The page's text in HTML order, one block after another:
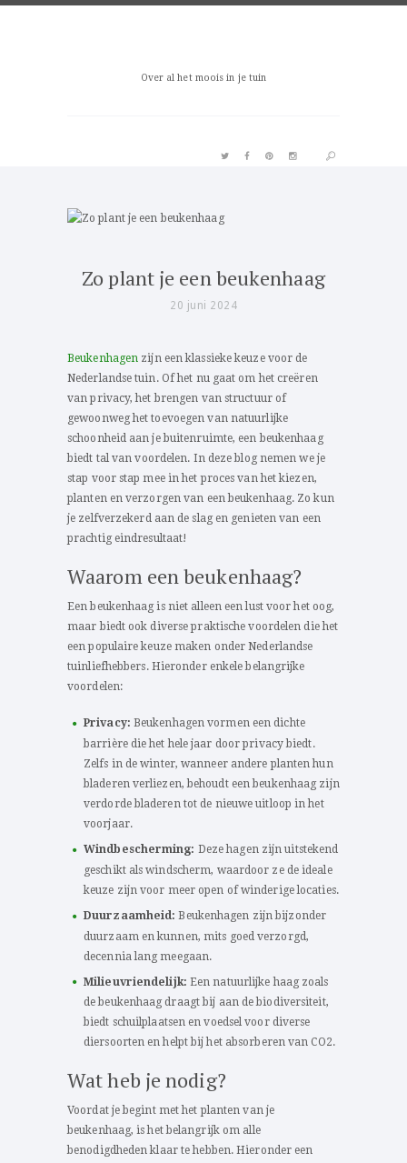
Over al het moois in je tuin
Zo plant je een beukenhaag
20 juni 2024
Beukenhagen zijn een klassieke keuze voor de
Nederlandse tuin. Of het nu gaat om het creëren
van privacy, het brengen van structuur of
gewoonweg het toevoegen van natuurlijke
schoonheid aan je buitenruimte, een beukenhaag
biedt tal van voordelen. In deze blog nemen we je
stap voor stap mee in het proces van het kiezen,
planten en verzorgen van een beukenhaag. Zo kun
je zelfverzekerd aan de slag en genieten van een
prachtig eindresultaat!
Waarom een beukenhaag?
Een beukenhaag is niet alleen een lust voor het oog,
maar biedt ook diverse praktische voordelen die het
een populaire keuze maken onder Nederlandse
tuinliefhebbers. Hieronder enkele belangrijke
voordelen:
Privacy: Beukenhagen vormen een dichte
barrière die het hele jaar door privacy biedt.
Zelfs in de winter, wanneer andere planten hun
bladeren verliezen, behoudt een beukenhaag zijn
verdorde bladeren tot de nieuwe uitloop in het
voorjaar.
Windbescherming: Deze hagen zijn uitstekend
geschikt als windscherm, waardoor ze de ideale
keuze zijn voor meer open of winderige locaties.
Duurzaamheid: Beukenhagen zijn bijzonder
duurzaam en kunnen, mits goed verzorgd,
decennia lang meegaan.
Milieuvriendelijk: Een natuurlijke haag zoals
de beukenhaag draagt bij aan de biodiversiteit,
biedt schuilplaatsen en voedsel voor diverse
diersoorten en helpt bij het absorberen van CO2.
Wat heb je nodig?
Voordat je begint met het planten van je
beukenhaag, is het belangrijk om alle
benodigdheden klaar te hebben. Hieronder een